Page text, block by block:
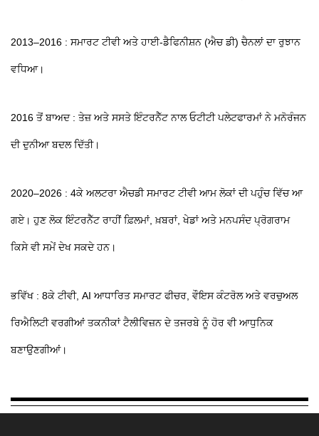
2013–2016 : ਸਮਾਰਟ ਟੀਵੀ ਅਤੇ ਹਾਈ-ਡੈਫਿਨੀਸ਼ਨ (ਐਚ ਡੀ) ਚੈਨਲਾਂ ਦਾ ਰੁਝਾਨ
ਵਧਿਆ।
2016 ਤੋਂ ਬਾਅਦ : ਤੇਜ਼ ਅਤੇ ਸਸਤੇ ਇੰਟਰਨੈੱਟ ਨਾਲ ਓਟੀਟੀ ਪਲੇਟਫਾਰਮਾਂ ਨੇ ਮਨੋਰੰਜਨ
ਦੀ ਦੁਨੀਆ ਬਦਲ ਦਿੱਤੀ।
2020–2026 : 4ਕੇ ਅਲਟਰਾ ਐਚਡੀ ਸਮਾਰਟ ਟੀਵੀ ਆਮ ਲੋਕਾਂ ਦੀ ਪਹੁੰਚ ਵਿੱਚ ਆ
ਗਏ। ਹੁਣ ਲੋਕ ਇੰਟਰਨੈੱਟ ਰਾਹੀਂ ਫ਼ਿਲਮਾਂ, ਖ਼ਬਰਾਂ, ਖੇਡਾਂ ਅਤੇ ਮਨਪਸੰਦ ਪ੍ਰੋਗਰਾਮ
ਕਿਸੇ ਵੀ ਸਮੇਂ ਦੇਖ ਸਕਦੇ ਹਨ।
ਭਵਿੱਖ : 8ਕੇ ਟੀਵੀ, AI ਆਧਾਰਿਤ ਸਮਾਰਟ ਫੀਚਰ, ਵੌਇਸ ਕੰਟਰੋਲ ਅਤੇ ਵਰਚੁਅਲ
ਰਿਐਲਿਟੀ ਵਰਗੀਆਂ ਤਕਨੀਕਾਂ ਟੈਲੀਵਿਜ਼ਨ ਦੇ ਤਜਰਬੇ ਨੂੰ ਹੋਰ ਵੀ ਆਧੁਨਿਕ
ਬਣਾਉਣਗੀਆਂ।